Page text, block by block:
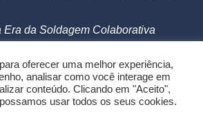
Era da Soldagem Colaborativa
oferecer uma melhor experiência,
analisar como você interage em
conteúdo. Clicando em "Aceito",
usar todos os seus cookies.